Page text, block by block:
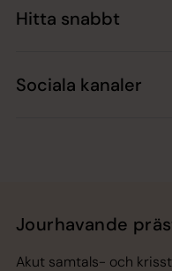
Hitta snabbt
Sociala kanaler
Jourhavande
Akut samtals- och